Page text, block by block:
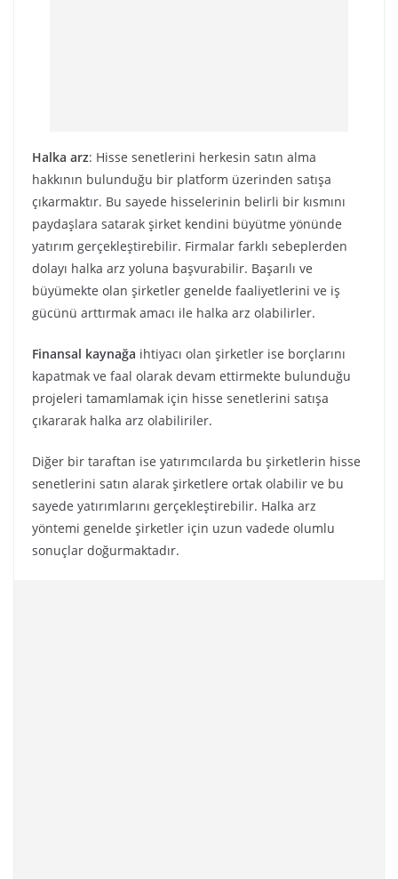
Halka arz: Hisse senetlerini herkesin satın alma
hakkının bulunduğu bir platform üzerinden satışa
çıkarmaktır. Bu sayede hisselerinin belirli bir kısmını
paydaşlara satarak şirket kendini büyütme yönünde
yatırım gerçekleştirebilir. Firmalar farklı sebeplerden
dolayı halka arz yoluna başvurabilir. Başarılı ve
büyümekte olan şirketler genelde faaliyetlerini ve iş
gücünü arttırmak amacı ile halka arz olabilirler.
Finansal kaynağa ihtiyacı olan şirketler ise borçlarını
kapatmak ve faal olarak devam ettirmekte bulunduğu
projeleri tamamlamak için hisse senetlerini satışa
çıkararak halka arz olabiliriler.
Diğer bir taraftan ise yatırımcılarda bu şirketlerin hisse
senetlerini satın alarak şirketlere ortak olabilir ve bu
sayede yatırımlarını gerçekleştirebilir. Halka arz
yöntemi genelde şirketler için uzun vadede olumlu
sonuçlar doğurmaktadır.